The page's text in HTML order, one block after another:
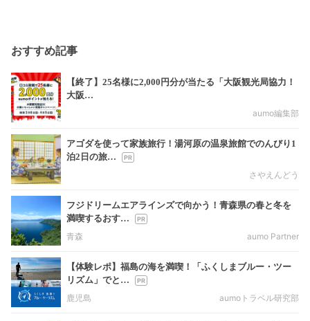
おすすめ記事
【終了】25名様に2,000円分が当たる「大阪観光局協力！
大阪…
aumo編集部
アゴダを使って家族旅行！湯河原の温泉旅館でのんびり1
泊2日の旅…
さやえんどう
フジドリームエアラインズで向かう！青森県の春と冬を
満喫するおす…
青森
aumo Partner
【体験レポ】福島の海を満喫！「ふくしまブルー・ツー
リズム」でと…
鹿児島
aumoトラベル研究部